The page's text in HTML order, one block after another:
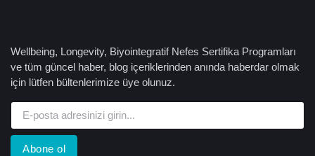
Wellbeing, Longevity, Biyointegratif Nefes Sertifika Programları
ve tüm güncel haber, blog içeriklerinden anında haberdar olmak
için lütfen bültenlerimize üye olunuz.
Abone ol